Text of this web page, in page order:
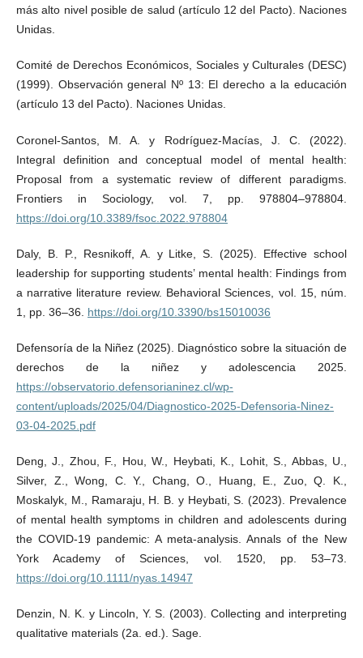
más alto nivel posible de salud (artículo 12 del Pacto). Naciones
Unidas.
Comité de Derechos Económicos, Sociales y Culturales (DESC)
(1999). Observación general Nº 13: El derecho a la educación
(artículo 13 del Pacto). Naciones Unidas.
Coronel-Santos, M. A. y Rodríguez-Macías, J. C. (2022).
Integral definition and conceptual model of mental health:
Proposal from a systematic review of different paradigms.
Frontiers in Sociology, vol. 7, pp. 978804–978804.
https://doi.org/10.3389/fsoc.2022.978804
Daly, B. P., Resnikoff, A. y Litke, S. (2025). Effective school
leadership for supporting students’ mental health: Findings from
a narrative literature review. Behavioral Sciences, vol. 15, núm.
1, pp. 36–36. https://doi.org/10.3390/bs15010036
Defensoría de la Niñez (2025). Diagnóstico sobre la situación de
derechos de la niñez y adolescencia 2025.
https://observatorio.defensorianinez.cl/wp-
content/uploads/2025/04/Diagnostico-2025-Defensoria-Ninez-
03-04-2025.pdf
Deng, J., Zhou, F., Hou, W., Heybati, K., Lohit, S., Abbas, U.,
Silver, Z., Wong, C. Y., Chang, O., Huang, E., Zuo, Q. K.,
Moskalyk, M., Ramaraju, H. B. y Heybati, S. (2023). Prevalence
of mental health symptoms in children and adolescents during
the COVID-19 pandemic: A meta-analysis. Annals of the New
York Academy of Sciences, vol. 1520, pp. 53–73.
https://doi.org/10.1111/nyas.14947
Denzin, N. K. y Lincoln, Y. S. (2003). Collecting and interpreting
qualitative materials (2a. ed.). Sage.